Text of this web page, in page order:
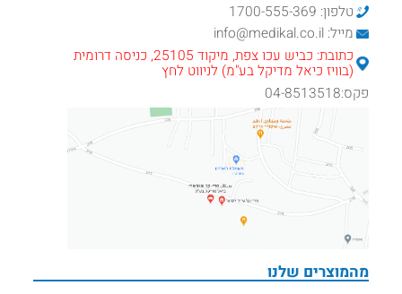
מהמוצרים שלנו
טלפון: 1700-555-369
מייל: info@medikal.co.il
כתובת: כביש עכו צפת, מיקוד 25105, כניסה דרומית
(בוויז כיאל מדיקל בע"מ) לניווט לחץ
פקס:04-8513518